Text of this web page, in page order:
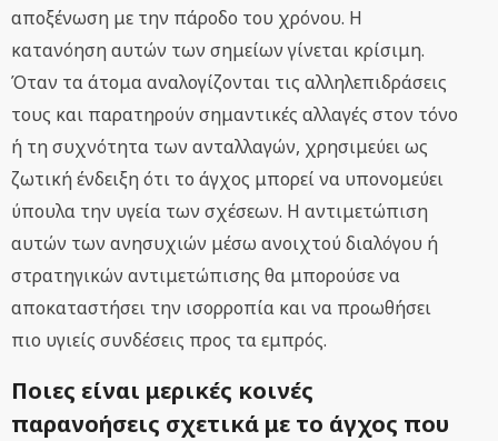
αποξένωση με την πάροδο του χρόνου. Η
κατανόηση αυτών των σημείων γίνεται κρίσιμη.
Όταν τα άτομα αναλογίζονται τις αλληλεπιδράσεις
τους και παρατηρούν σημαντικές αλλαγές στον τόνο
ή τη συχνότητα των ανταλλαγών, χρησιμεύει ως
ζωτική ένδειξη ότι το άγχος μπορεί να υπονομεύει
ύπουλα την υγεία των σχέσεων. Η αντιμετώπιση
αυτών των ανησυχιών μέσω ανοιχτού διαλόγου ή
στρατηγικών αντιμετώπισης θα μπορούσε να
αποκαταστήσει την ισορροπία και να προωθήσει
πιο υγιείς συνδέσεις προς τα εμπρός.
Ποιες είναι μερικές κοινές
παρανοήσεις σχετικά με το άγχος που